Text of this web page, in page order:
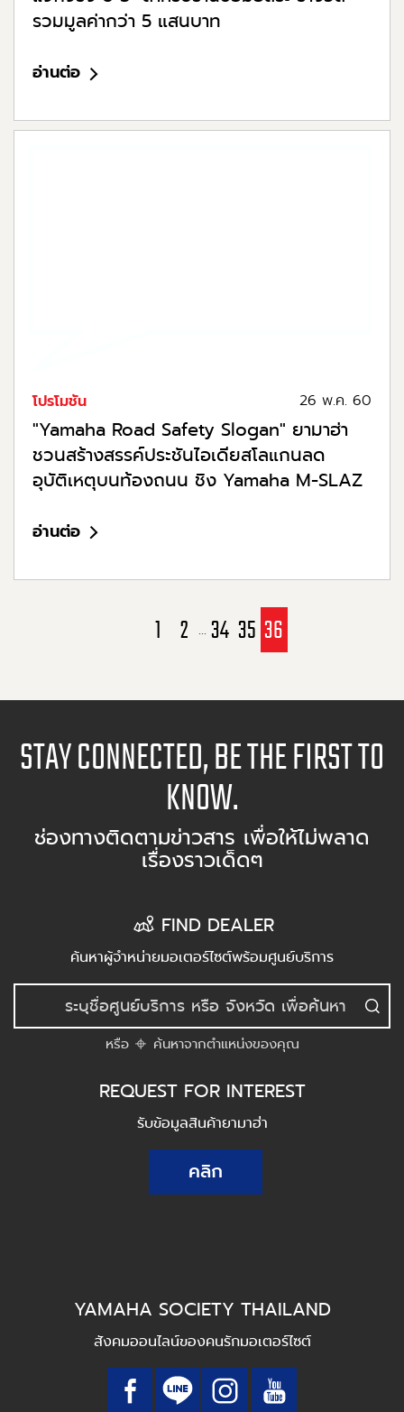
รวมมูลค่ากว่า 5 แสนบาท
อ่านต่อ
โปรโมชัน
"Yamaha Road Safety Slogan" ยามาฮ่า
ชวนสร้างสรรค์ประชันไอเดียสโลแกนลด
อุบัติเหตุบนท้องถนน ชิง Yamaha M-SLAZ
26 พ.ค. 60
อ่านต่อ
1 2 ... 34 35 36
STAY CONNECTED, BE THE FIRST TO
KNOW.
ช่องทางติดตามข่าวสาร เพื่อให้ไม่พลาด
เรื่องราวเด็ดๆ
FIND DEALER
ค้นหาผู้จำหน่ายมอเตอร์ไซต์พร้อมศูนย์บริการ
หรือ ค้นหาจากตำแหน่งของคุณ
REQUEST FOR INTEREST
รับข้อมูลสินค้ายามาฮ่า
คลิก
YAMAHA SOCIETY THAILAND
สังคมออนไลน์ของคนรักมอเตอร์ไซต์